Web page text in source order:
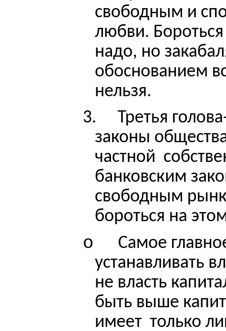
свободным и
любви.
надо, но
обоснованием
нельзя.
3.
Третья
законы
частной
банковским
свободным
бороться на
o
Самое
устанавливать
не власть
быть выше
имеет только